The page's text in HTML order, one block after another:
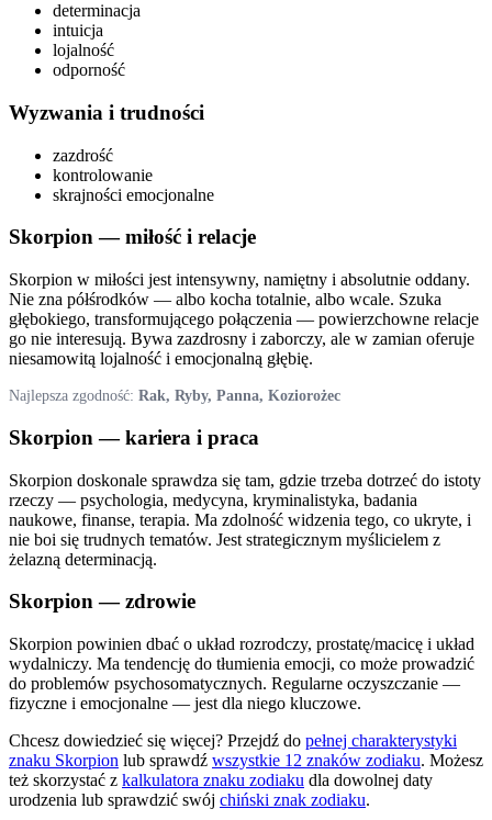
determinacja
intuicja
lojalność
odporność
Wyzwania i trudności
zazdrość
kontrolowanie
skrajności emocjonalne
Skorpion— miłość i relacje
Skorpion w miłości jest intensywny, namiętny i absolutnie oddany.
Nie zna półśrodków — albo kocha totalnie, albo wcale. Szuka
głębokiego, transformującego połączenia — powierzchowne relacje
go nie interesują. Bywa zazdrosny i zaborczy, ale w zamian oferuje
niesamowitą lojalność i emocjonalną głębię.
Najlepsza zgodność: Rak, Ryby, Panna, Koziorożec
Skorpion — kariera i praca
Skorpion doskonale sprawdza się tam, gdzie trzeba dotrzeć do istoty
rzeczy — psychologia, medycyna, kryminalistyka, badania
naukowe, finanse, terapia. Ma zdolność widzenia tego, co ukryte, i
nie boi się trudnych tematów. Jest strategicznym myślicielem z
żelazną determinacją.
Skorpion— zdrowie
Skorpion powinien dbać o układ rozrodczy, prostatę/macicę i układ
wydalniczy. Ma tendencję do tłumienia emocji, co może prowadzić
do problemów psychosomatycznych. Regularne oczyszczanie —
fizyczne i emocjonalne — jest dla niego kluczowe.
Chcesz dowiedzieć się więcej? Przejdź do pełnej charakterystyki
znaku Skorpion lub sprawdź wszystkie 12 znaków zodiaku. Możesz
też skorzystać z kalkulatora znaku zodiaku dla dowolnej daty
urodzenia lub sprawdzić swój chiński znak zodiaku.